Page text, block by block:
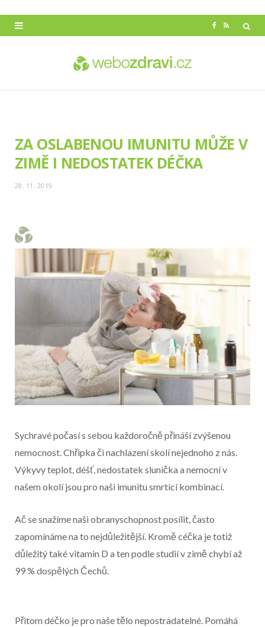
R
ZA OSLABENOU IMUNITU MŮŽE V
ZIMĚ I NEDOSTATEK DÉČKA
28. 11. 2019
Sychravé počasí s sebou každoročně přináší zvýšenou
nemocnost. Chřipka či nachlazení skolí nejednoho z nás.
Výkyvy teplot, déšť, nedostatek sluníčka a nemocní v
našem okolí jsou pro naši imunitu smrtící kombinací.
Začátek reklamy
Konec reklamy
Ač se snažíme naši obranyschopnost posílit, často
zapomínáme na to nejdůležitější. Kromě céčka je totiž
důležitý také vitamin D a ten podle studií v zimě chybí až
99 % dospělých Čechů.
Přitom déčko je pro naše tělo nepostradatelné. Pomáhá